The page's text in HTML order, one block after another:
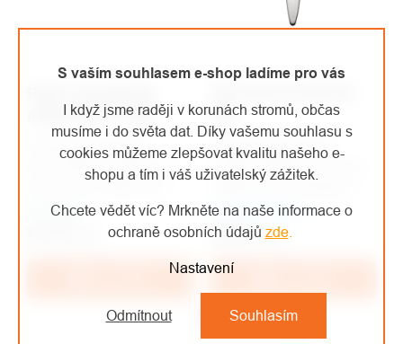
S vaším souhlasem e-shop ladíme pro vás
I když jsme raději v korunách stromů, občas
musíme i do světa dat. Díky vašemu souhlasu s
cookies můžeme zlepšovat kvalitu našeho e-
shopu a tím i váš uživatelský zážitek.
Chcete vědět víc? Mrkněte na naše informace o
ochraně osobních údajů zde.
Nastavení
Odmítnout Souhlasím
nůžky FELCO 160S
Skladem
Zahradnické nůžky
Felco160S vyrobené ve
komfortem, ergonomií,
nízkou hmotností a
903
Na objednávku
579 Kč / ks
Nepostradatelný při
profesionálním broušení,
ostří nůžek.